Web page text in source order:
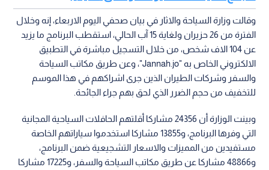
وقالت وزارة السياحة والاثار في بيان صحفي اليوم الاربعاء، إنه وخلال
الفترة من 26 حزيران ولغاية 15 آب الحالي، استقطب البرنامج ما يزيد
عن 104 الاف شخص، من خلال التسجيل مباشرة في التطبيق
الالكتروني الخاص به "Jannah.jo"، وعن طريق مكاتب السياحة
والسفر وشركات الطيران الذين جرى اشراكهم في هذا الموسم
للتخفيف من حجم الضرر الذي لحق بهم جراء الجائحة.
وبينت الوزارة أن 24356 مشاركا أقلتهم الحافلات السياحية المجانية
التي وفرها البرنامج، و13855 مشاركا استخدموا سياراتهم الخاصة
مستفيدين من المميزات والاسعار التشجيعية ضمن البرنامج،
و48866 مشاركا عن طريق مكاتب السياحة والسفر، و17225 مشاركا